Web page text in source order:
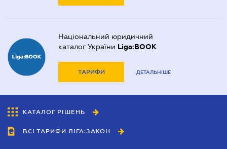
Національний юридичний
каталог України Liga:BOOK
ТАРИФИ ДЕТАЛЬНІШЕ
КАТАЛОГ РІШЕНЬ
ВСІ ТАРИФИ ЛІГА:ЗАКОН